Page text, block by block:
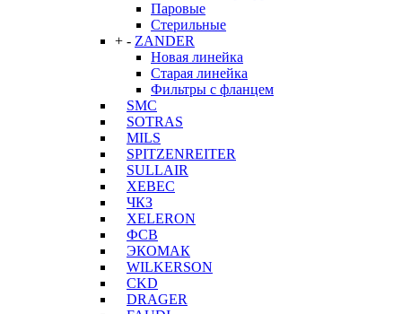
Паровые
Стерильные
+ - ZANDER
Новая линейка
Старая линейка
Фильтры с фланцем
SMC
SOTRAS
MILS
SPITZENREITER
SULLAIR
XEBEC
ЧКЗ
XELERON
ФСВ
ЭКОМАК
WILKERSON
CKD
DRAGER